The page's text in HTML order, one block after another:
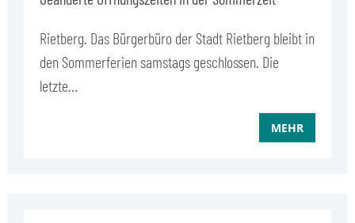
Rietberg. Das Bürgerbüro der Stadt Rietberg bleibt in
den Sommerferien samstags geschlossen. Die
letzte…
MEHR